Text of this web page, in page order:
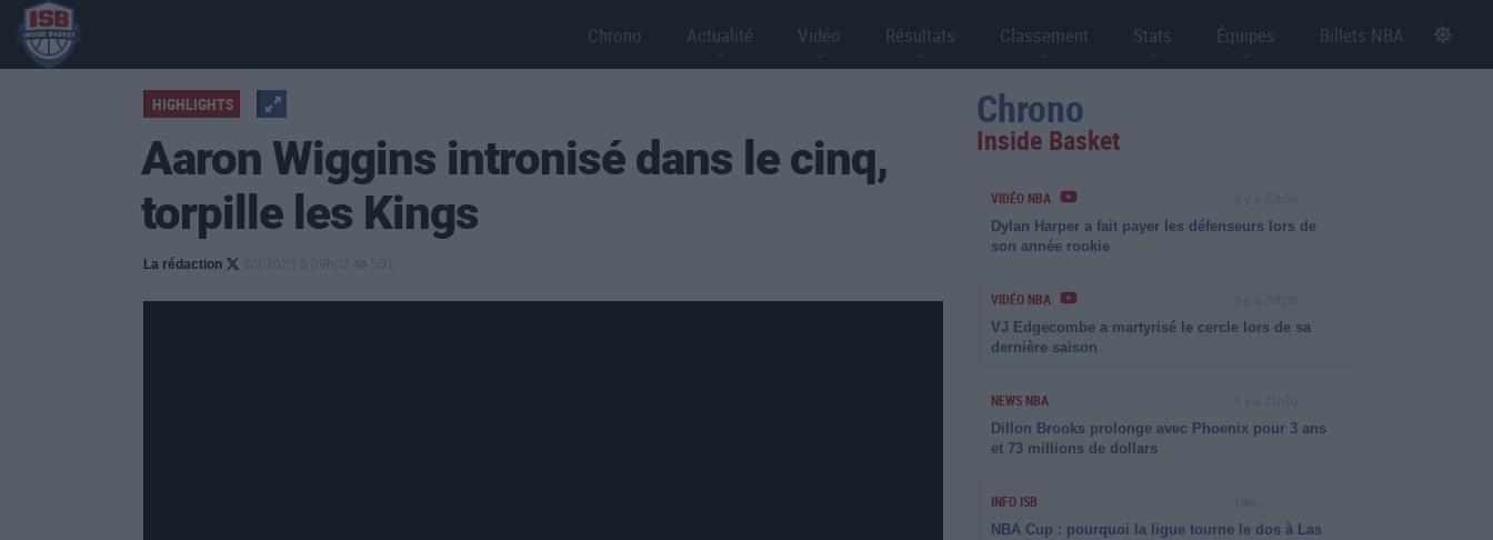
Chrono Actualité Vidéo Résultats Classement Stats Équipes Billets NBA
HIGHLIGHTS
Aaron Wiggins intronisé dans le cinq,
torpille les Kings
La rédaction
Chrono
Inside Basket
VIDÉO NBA
Dylan Harper a fait payer les défenseurs lors de
son année rookie
VIDÉO NBA
VJ Edgecombe a martyrisé le cercle lors de sa
dernière saison
NEWS NBA
Dillon Brooks prolonge avec Phoenix pour 3 ans
et 73 millions de dollars
INFO ISB
NBA Cup : pourquoi la ligue tourne le dos à Las